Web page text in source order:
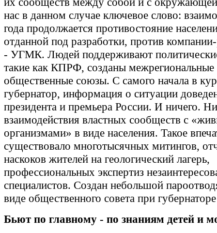
нас в данном случае ключевое слово:
года продолжается противостояние
отданной под разработки, против
- УГМК. Людей поддерживают
такие как КПРФ, созданы
общественные союзы. С самого начала в
губернатор, информация о ситуации
президента и премьера России. И ничего.
взаимодействия властных сообществ с
организмами» в виде населения. Такое
существовало многотысячных митингов,
наскоков жителей на геологический лагерь,
профессиональных экспертиз
специалистов. Создан небольшой
виде общественного совета при
Бьют по главному - по знаниям детей и